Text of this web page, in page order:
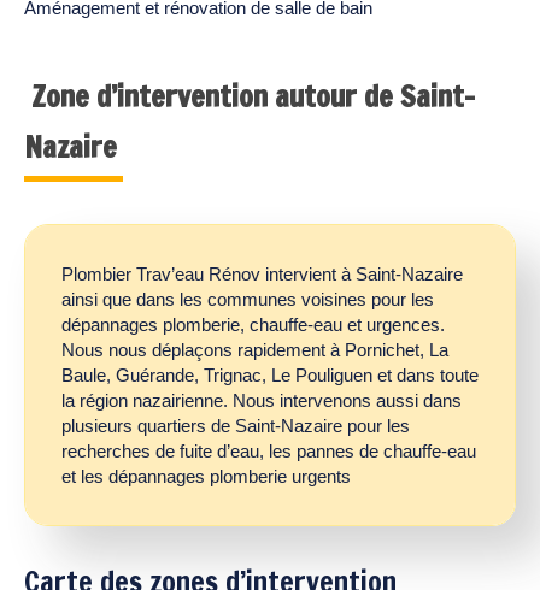
Aménagement et rénovation de salle de bain
Zone d’intervention autour de Saint-
Nazaire
Plombier Trav’eau Rénov intervient à Saint-Nazaire
ainsi que dans les communes voisines pour les
dépannages plomberie, chauffe-eau et urgences.
Nous nous déplaçons rapidement à Pornichet, La
Baule, Guérande, Trignac, Le Pouliguen et dans toute
la région nazairienne. Nous intervenons aussi dans
plusieurs quartiers de Saint-Nazaire pour les
recherches de fuite d’eau, les pannes de chauffe-eau
et les dépannages plomberie urgents
Carte des zones d’intervention